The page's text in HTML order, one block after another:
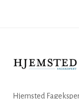
Hjemsted